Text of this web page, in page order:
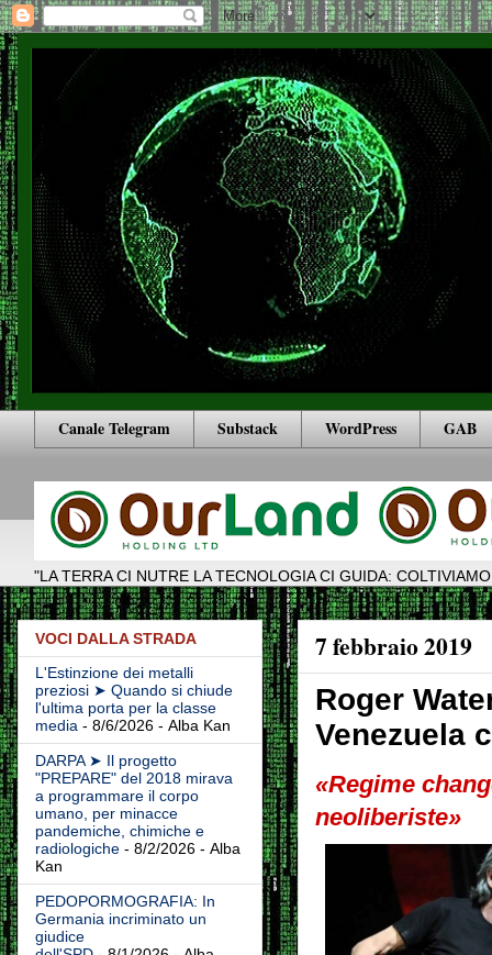
Canale Telegram Substack WordPress GAB
"LA TERRA CI NUTRE LA TECNOLOGIA CI GUIDA:
7 febbraio 2019
Roger
Venezuela
«Regime
neoliberiste»
VOCI DALLA STRADA
L'Estinzione dei metalli
preziosi ➤ Quando si chiude
l'ultima porta per la classe
media - 8/6/2026 - Alba Kan
DARPA ➤ Il progetto
"PREPARE" del 2018 mirava
a programmare il corpo
umano, per minacce
pandemiche, chimiche e
radiologiche - 8/2/2026 - Alba
Kan
PEDOPORMOGRAFIA: In
Germania incriminato un
giudice